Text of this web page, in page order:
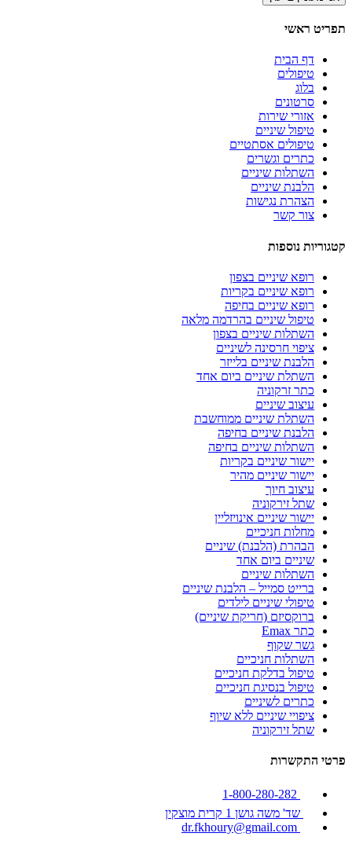
תפריט ראשי
דף הבית
טיפולים
בלוג
סרטונים
אזורי שירות
טיפול שיניים
טיפולים אסתטיים
כתרים וגשרים
השתלות שיניים
הלבנת שיניים
הצהרת נגישות
צור קשר
קטגוריות נוספות
רופא שיניים בצפון
רופא שיניים בקריות
רופא שיניים בחיפה
טיפול שיניים בהרדמה מלאה
השתלות שיניים בצפון
ציפוי חרסינה לשיניים
הלבנת שיניים בלייזר
השתלת שיניים ביום אחד
כתר זרקוניה
עיצוב שיניים
השתלת שיניים ממוחשבת
הלבנת שיניים בחיפה
השתלות שיניים בחיפה
יישור שיניים בקריות
יישור שיניים מהיר
עיצוב חיוך
שתל זירקוניה
יישור שיניים אינויזליין
מחלות חניכיים
הבהרת (הלבנת) שיניים
שיניים ביום אחד
השתלות שיניים
ברייט סמייל – הלבנת שיניים
טיפולי שיניים לילדים
ברוקסיזם (חריקת שיניים)
כתר Emax
גשר שקוף
השתלות חניכיים
טיפול בדלקת חניכיים
טיפול בנסיגת חניכיים
כתרים לשיניים
ציפויי שיניים ללא שיוף
שתל זירקוניה
פרטי התקשרות
שד' משה גושן 1 קרית מוצקין